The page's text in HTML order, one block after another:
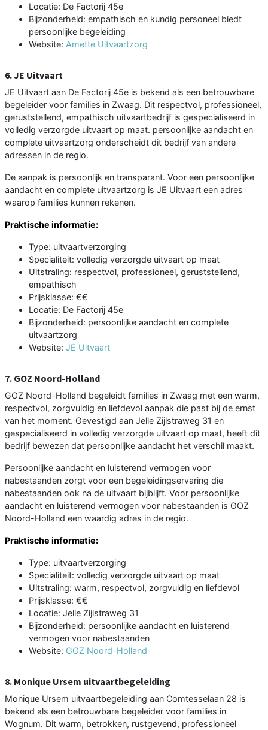
Locatie: De Factorij 45e
Bijzonderheid: empathisch en kundig personeel biedt
persoonlijke begeleiding
Website: Amette Uitvaartzorg
6. JE Uitvaart
JE Uitvaart aan De Factorij 45e is bekend als een betrouwbare
begeleider voor families in Zwaag. Dit respectvol, professioneel,
geruststellend, empathisch uitvaartbedrijf is gespecialiseerd in
volledig verzorgde uitvaart op maat. persoonlijke aandacht en
complete uitvaartzorg onderscheidt dit bedrijf van andere
adressen in de regio.
De aanpak is persoonlijk en transparant. Voor een persoonlijke
aandacht en complete uitvaartzorg is JE Uitvaart een adres
waarop families kunnen rekenen.
Praktische informatie:
Type: uitvaartverzorging
Specialiteit: volledig verzorgde uitvaart op maat
Uitstraling: respectvol, professioneel, geruststellend,
empathisch
Prijsklasse: €€
Locatie: De Factorij 45e
Bijzonderheid: persoonlijke aandacht en complete
uitvaartzorg
Website: JE Uitvaart
7. GOZ Noord-Holland
GOZ Noord-Holland begeleidt families in Zwaag met een warm,
respectvol, zorgvuldig en liefdevol aanpak die past bij de ernst
van het moment. Gevestigd aan Jelle Zijlstraweg 31 en
gespecialiseerd in volledig verzorgde uitvaart op maat, heeft dit
bedrijf bewezen dat persoonlijke aandacht het verschil maakt.
Persoonlijke aandacht en luisterend vermogen voor
nabestaanden zorgt voor een begeleidingservaring die
nabestaanden ook na de uitvaart bijblijft. Voor persoonlijke
aandacht en luisterend vermogen voor nabestaanden is GOZ
Noord-Holland een waardig adres in de regio.
Praktische informatie:
Type: uitvaartverzorging
Specialiteit: volledig verzorgde uitvaart op maat
Uitstraling: warm, respectvol, zorgvuldig en liefdevol
Prijsklasse: €€
Locatie: Jelle Zijlstraweg 31
Bijzonderheid: persoonlijke aandacht en luisterend
vermogen voor nabestaanden
Website: GOZ Noord-Holland
8. Monique Ursem uitvaartbegeleiding
Monique Ursem uitvaartbegeleiding aan Comtesselaan 28 is
bekend als een betrouwbare begeleider voor families in
Wognum. Dit warm, betrokken, rustgevend, professioneel